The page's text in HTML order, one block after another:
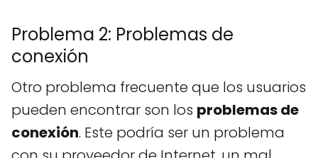
Problema 2: Problemas de
conexión
Otro problema frecuente que los usuarios
pueden encontrar son los problemas de
conexión. Este podría ser un problema